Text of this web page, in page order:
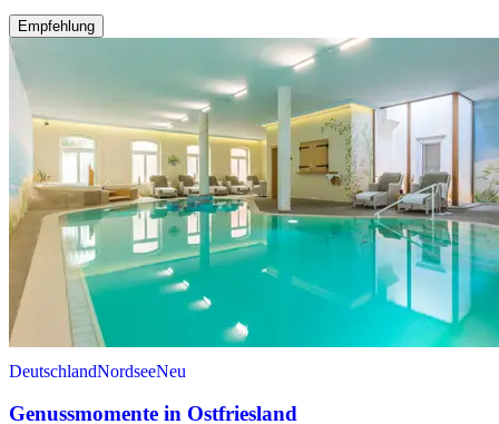
Empfehlung
DeutschlandNordseeNeu
Genussmomente in Ostfriesland